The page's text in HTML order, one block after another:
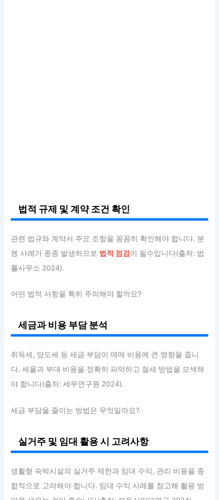
법적 규제 및 계약 조건 확인
관련 법규와 계약서 주요 조항을 꼼꼼히 확인해야 합니다. 분
쟁 사례가 종종 발생하므로 법적 점검이 필수입니다(출처: 법
률사무소 2024).
어떤 법적 사항을 특히 주의해야 할까요?
세금과 비용 부담 분석
취득세, 양도세 등 세금 부담이 매매 비용에 큰 영향을 줍니
다. 세율과 부대 비용을 정확히 파악하고 절세 방법을 모색해
야 합니다(출처: 세무연구원 2024).
세금 부담을 줄이는 방법은 무엇일까요?
실거주 및 임대 활용 시 고려사항
생활형 숙박시설의 실거주 제한과 임대 수익, 관리 비용을 종
합적으로 고려해야 합니다. 임대 수익 사례를 참고해 활용 방